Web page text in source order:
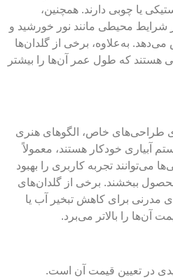
یا چوبی دارند. همچنین،
شرایط محیطی مانند نور خورشید و
می‌دهد. به‌علاوه، برخی از گلدان‌ها
هستند که طول عمر آن‌ها را بیشتر
طراحی‌های خاص، الگوهای هنری
آبیاری خودکار هستند، معمولاً
می‌توانند تجربه کاربری را بهبود
ببخشند. برخی از گلدان‌های
مدرنی برای کاهش تبخیر آب یا
آن‌ها را بالاتر می‌برد.
در تعیین قیمت آن است.